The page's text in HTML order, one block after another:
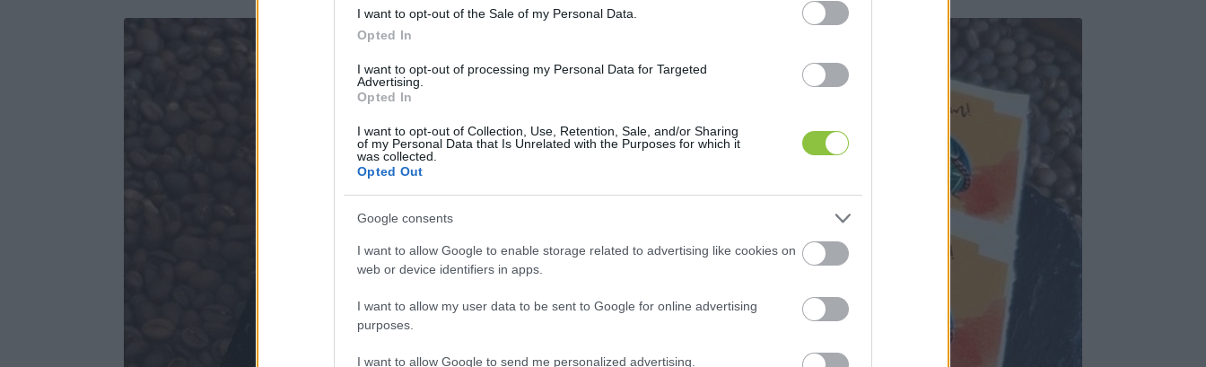
I want to opt-out of the Sale of my Personal Data.
Opted In
I want to opt-out of processing my Personal Data for Targeted
Advertising.
Opted In
I want to opt-out of Collection, Use, Retention, Sale, and/or Sharing
of my Personal Data that Is Unrelated with the Purposes for which it
was collected.
Opted Out
Google consents
I want to allow Google to enable storage related to advertising like cookies on
web or device identifiers in apps.
I want to allow my user data to be sent to Google for online advertising
purposes.
I want to allow Google to send me personalized advertising.